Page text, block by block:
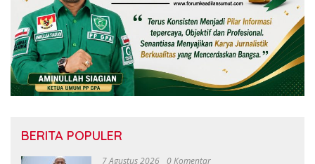
BERITA POPULER
7 Agustus 2026 0 Komentar